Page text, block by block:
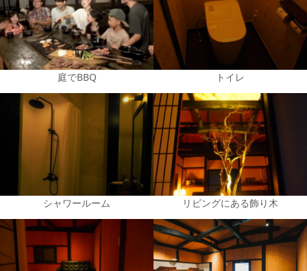
庭でBBQ トイレ
シャワールーム リビングにある飾り木